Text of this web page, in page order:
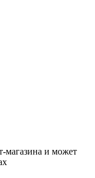
магазина и может